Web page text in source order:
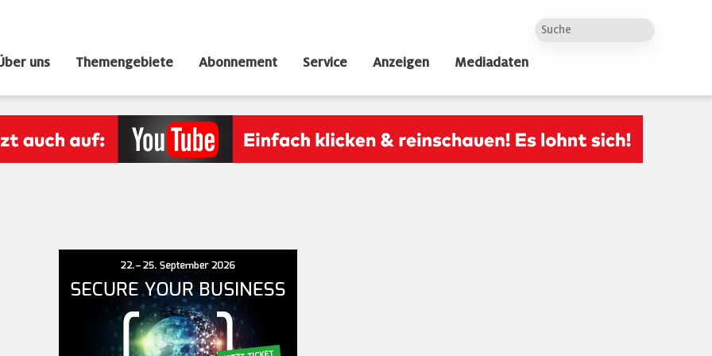
uns Themengebiete Abonnement Service Anzeigen Mediadaten